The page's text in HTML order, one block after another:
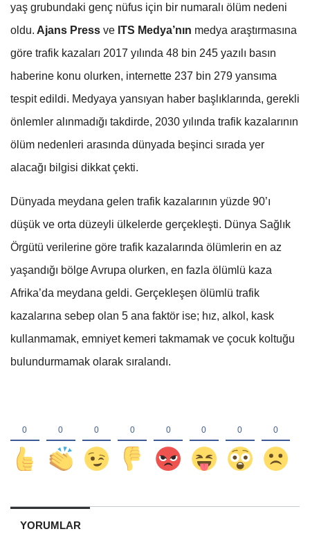
yaş grubundaki genç nüfus için bir numaralı ölüm nedeni
oldu. Ajans Press ve ITS Medya’nın medya araştırmasına
göre trafik kazaları 2017 yılında 48 bin 245 yazılı basın
haberine konu olurken, internette 237 bin 279 yansıma
tespit edildi. Medyaya yansıyan haber başlıklarında, gerekli
önlemler alınmadığı takdirde, 2030 yılında trafik kazalarının
ölüm nedenleri arasında dünyada beşinci sırada yer
alacağı bilgisi dikkat çekti.
Dünyada meydana gelen trafik kazalarının yüzde 90’ı
düşük ve orta düzeyli ülkelerde gerçekleşti. Dünya Sağlık
Örgütü verilerine göre trafik kazalarında ölümlerin en az
yaşandığı bölge Avrupa olurken, en fazla ölümlü kaza
Afrika’da meydana geldi. Gerçekleşen ölümlü trafik
kazalarına sebep olan 5 ana faktör ise; hız, alkol, kask
kullanmamak, emniyet kemeri takmamak ve çocuk koltuğu
bulundurmamak olarak sıralandı.
YORUMLAR